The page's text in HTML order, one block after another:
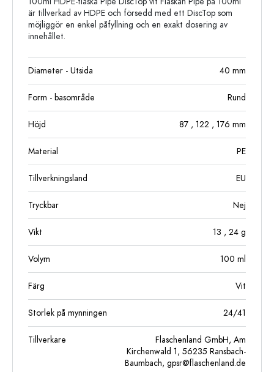
är tillverkad av HDPE och försedd med ett DiscTop som
möjliggör en enkel påfyllning och en exakt dosering av
innehållet.
Diameter - Utsida 40 mm
Form - basområde Rund
Höjd 87 , 122 , 176 mm
Material PE
Tillverkningsland EU
Tryckbar Nej
Vikt 13 , 24 g
Volym 100 ml
Färg Vit
Storlek på mynningen 24/41
Tillverkare
Flaschenland GmbH, Am
Kirchenwald 1, 56235 Ransbach-
Baumbach, gpsr@flaschenland.de